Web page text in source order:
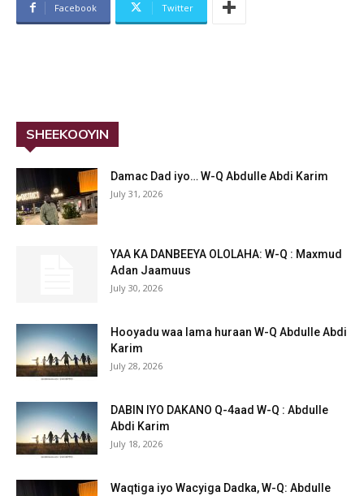
Facebook Twitter
SHEEKOOYIN
Damac Dad iyo… W-Q Abdulle Abdi Karim
July 31, 2026
YAA KA DANBEEYA OLOLAHA: W-Q : Maxmud
Adan Jaamuus
July 30, 2026
Hooyadu waa lama huraan W-Q Abdulle Abdi
Karim
July 28, 2026
DABIN IYO DAKANO Q-4aad W-Q : Abdulle
Abdi Karim
July 18, 2026
Waqtiga iyo Wacyiga Dadka, W-Q: Abdulle